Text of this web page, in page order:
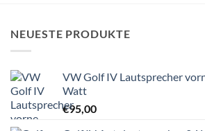
NEUESTE PRODUKTE
VW Golf IV Lautsprecher
Watt
€95,00